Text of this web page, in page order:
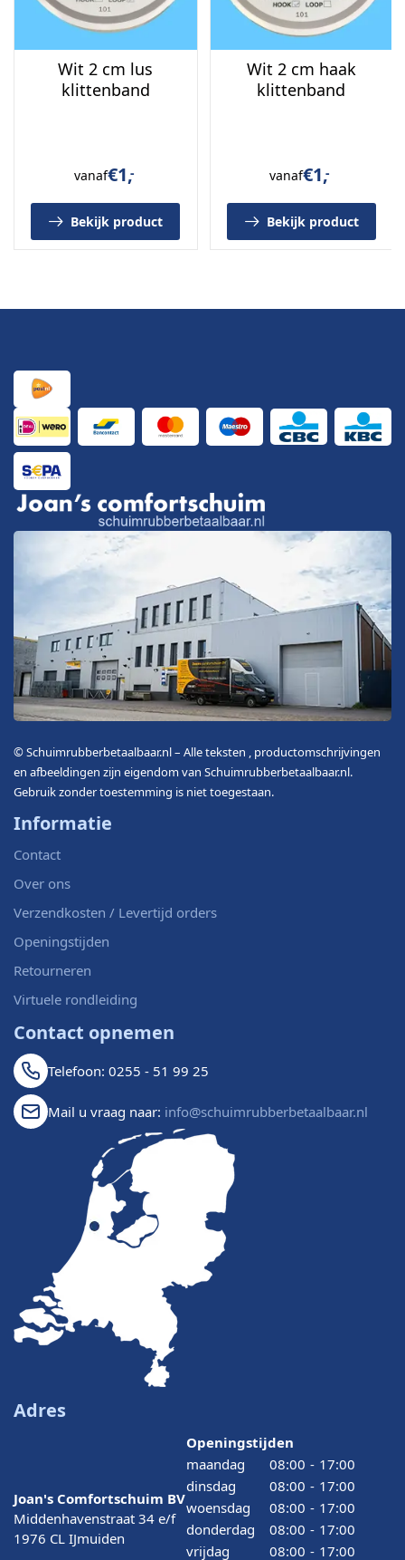
Wit 2 cm lus
klittenband
vanaf€1,-
Bekijk product
Wit 2 cm haak
klittenband
vanaf€1,-
Bekijk product
© Schuimrubberbetaalbaar.nl – Alle teksten , productomschrijvingen
en afbeeldingen zijn eigendom van Schuimrubberbetaalbaar.nl.
Gebruik zonder toestemming is niet toegestaan.
Informatie
Contact
Over ons
Verzendkosten / Levertijd orders
Openingstijden
Retourneren
Virtuele rondleiding
Contact opnemen
Telefoon: 0255 - 51 99 25
Mail u vraag naar: info@schuimrubberbetaalbaar.nl
Adres
Joan's Comfortschuim BV
Middenhavenstraat 34 e/f
1976 CL IJmuiden
Openingstijden
maandag
08:00 - 17:00
dinsdag
08:00 - 17:00
woensdag
08:00 - 17:00
donderdag
08:00 - 17:00
vrijdag
08:00 - 17:00